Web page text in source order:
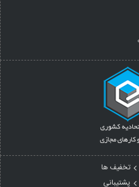
تخفیف ها
پشتیبانی